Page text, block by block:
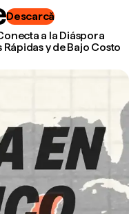
Descarcă
a la Diáspora
y de Bajo Costo